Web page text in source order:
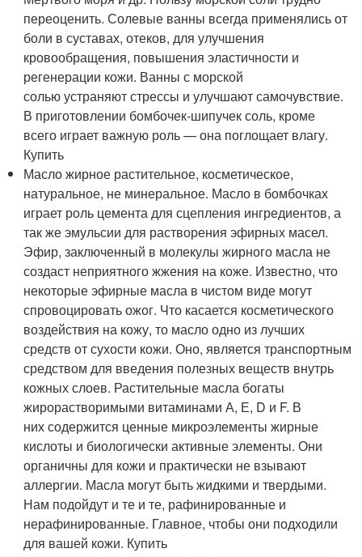
переоценить. Солевые ванны всегда применялись от
боли в суставах, отеков, для улучшения
кровообращения, повышения эластичности и
регенерации кожи. Ванны с морской
солью устраняют стрессы и улучшают самочувствие.
В приготовлении бомбочек-шипучек соль, кроме
всего играет важную роль — она поглощает влагу.
Купить
Масло жирное растительное, косметическое,
натуральное, не минеральное. Масло в бомбочках
играет роль цемента для сцепления ингредиентов, а
так же эмульсии для растворения эфирных масел.
Эфир, заключенный в молекулы жирного масла не
создаст неприятного жжения на коже. Известно, что
некоторые эфирные масла в чистом виде могут
спровоцировать ожог. Что касается косметического
воздействия на кожу, то масло одно из лучших
средств от сухости кожи. Оно, является транспортным
средством для введения полезных веществ внутрь
кожных слоев. Растительные масла богаты
жирорастворимыми витаминами А, Е, D и F. В
них содержится ценные микроэлементы жирные
кислоты и биологически активные элементы. Они
органичны для кожи и практически не взывают
аллергии. Масла могут быть жидкими и твердыми.
Нам подойдут и те и те, рафинированные и
нерафинированные. Главное, чтобы они подходили
для вашей кожи. Купить